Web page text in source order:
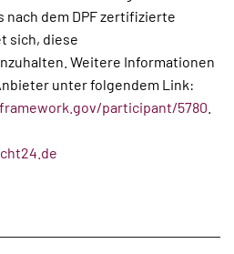
dem DPF zertifizierte
sich, diese
Weitere Informationen
unter folgendem Link:
participant/5780